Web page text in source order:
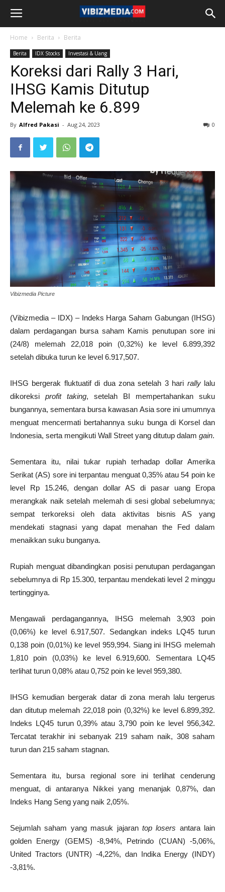
Home Berita Berita
Berita IDX Stocks Investasi & Uang
Koreksi dari Rally 3 Hari,
IHSG Kamis Ditutup
Melemah ke 6.899
By Alfred Pakasi - Aug 24, 2023 0
Vibizmedia Picture
(Vibizmedia – IDX) – Indeks Harga Saham Gabungan (IHSG)
dalam perdagangan bursa saham Kamis penutupan sore ini
(24/8) melemah 22,018 poin (0,32%) ke level 6.899,392
setelah dibuka turun ke level 6.917,507.
IHSG bergerak fluktuatif di dua zona setelah 3 hari rally lalu
dikoreksi profit taking, setelah BI mempertahankan suku
bungannya, sementara bursa kawasan Asia sore ini umumnya
menguat mencermati bertahannya suku bunga di Korsel dan
Indonesia, serta mengikuti Wall Street yang ditutup dalam gain.
Sementara itu, nilai tukar rupiah terhadap dollar Amerika
Serikat (AS) sore ini terpantau menguat 0,35% atau 54 poin ke
level Rp 15.246, dengan dollar AS di pasar uang Eropa
merangkak naik setelah melemah di sesi global sebelumnya;
sempat terkoreksi oleh data aktivitas bisnis AS yang
mendekati stagnasi yang dapat menahan the Fed dalam
menaikkan suku bunganya.
Rupiah menguat dibandingkan posisi penutupan perdagangan
sebelumnya di Rp 15.300, terpantau mendekati level 2 minggu
tertingginya.
Mengawali perdagangannya, IHSG melemah 3,903 poin
(0,06%) ke level 6.917,507. Sedangkan indeks LQ45 turun
0,138 poin (0,01%) ke level 959,994. Siang ini IHSG melemah
1,810 poin (0,03%) ke level 6.919,600. Sementara LQ45
terlihat turun 0,08% atau 0,752 poin ke level 959,380.
IHSG kemudian bergerak datar di zona merah lalu tergerus
dan ditutup melemah 22,018 poin (0,32%) ke level 6.899,392.
Indeks LQ45 turun 0,39% atau 3,790 poin ke level 956,342.
Tercatat terakhir ini sebanyak 219 saham naik, 308 saham
turun dan 215 saham stagnan.
Sementara itu, bursa regional sore ini terlihat cenderung
menguat, di antaranya Nikkei yang menanjak 0,87%, dan
Indeks Hang Seng yang naik 2,05%.
Sejumlah saham yang masuk jajaran top losers antara lain
golden Energy (GEMS) -8,94%, Petrindo (CUAN) -5,06%,
United Tractors (UNTR) -4,22%, dan Indika Energy (INDY)
-3,81%.